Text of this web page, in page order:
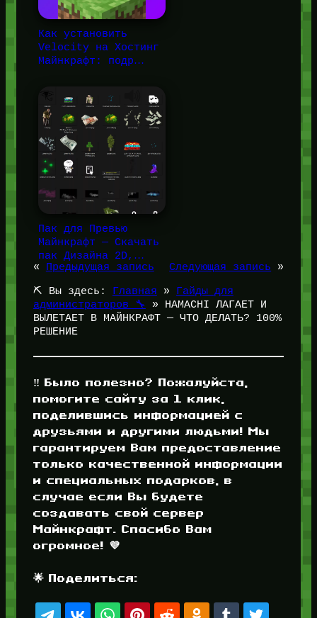
Как установить
Velocity на Хостинг
Майнкрафт: подр…
Пак для Превью
Майнкрафт — Скачать
пак Дизайна 2D,…
«
Предыдущая запись Следующая запись »
⛏️ Вы здесь: Главная »
Гайды для
администраторов 🔧
»
HAMACHI ЛАГАЕТ И
ВЫЛЕТАЕТ В МАЙНКРАФТ — ЧТО ДЕЛАТЬ? 100%
РЕШЕНИЕ
‼️ Было полезно? Пожалуйста,
помогите сайту за 1 клик,
поделившись информацией с
друзьями и другими людьми! Мы
гарантируем Вам предоставление
только качественной информации
и специальных подарков, в
случае если Вы будете
создавать свой сервер
Майнкрафт. Спасибо Вам
огромное! 💜
🌟 Поделиться: